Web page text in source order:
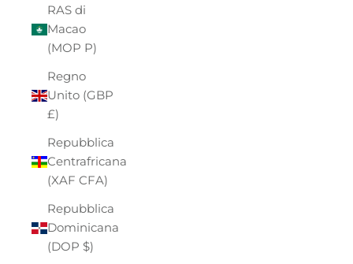
RAS di
Macao
(MOP P)
Regno
Unito (GBP
£)
Repubblica
Centrafricana
(XAF CFA)
Repubblica
Dominicana
(DOP $)